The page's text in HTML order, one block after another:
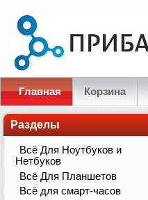
Главная Корзина
Разделы
Всё Для Ноутбуков и
Нетбуков
Всё Для Планшетов
Всё для смарт-часов